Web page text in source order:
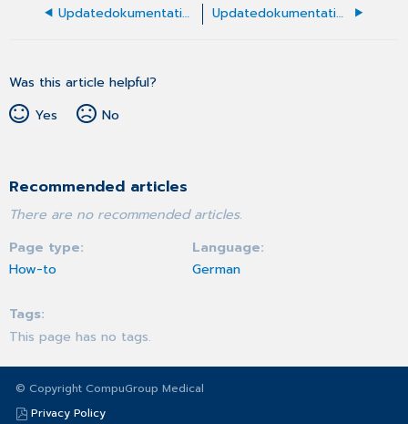
Updatedokumentation Version 2026.2 von CGM Praxis Updatedokumentation Version 2026.4 von CGM Praxis
Was this article helpful?
Yes
No
Recommended articles
There are no recommended articles.
Page type
How-to
Language
German
Tags
This page has no tags.
© Copyright CompuGroup Medical
Privacy Policy